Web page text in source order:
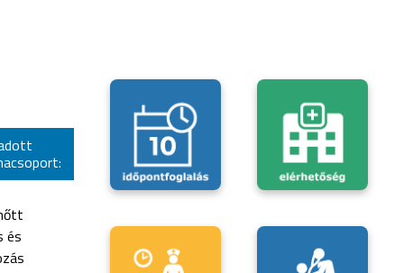
és